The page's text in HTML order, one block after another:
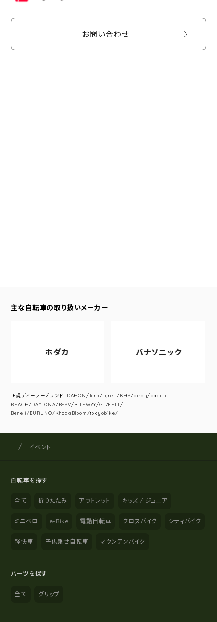
お問い合わせ
主な自転車の取り扱いメーカー
ホダカ パナソニック
正規ディーラーブランド: DAHON/Tern/Tyrell/KHS/birdy/pacific
REACH/DAYTONA/BESV/RITEWAY/GT/FELT/
Beneli/BURUNO/KhodaBloom/tokyobike/
サイト内の現在地
サイクルショップナカゴヤ
イベント
自転車を探す
全て 折りたたみ アウトレット キッズ / ジュニア
ミニベロ e-Bike 電動自転車 クロスバイク シティバイク
軽快車 子供乗せ自転車 マウンテンバイク
パーツを探す
全て グリップ